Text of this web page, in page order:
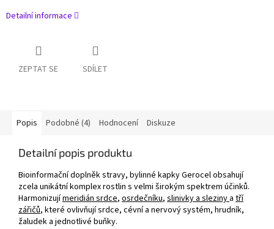
Detailní informace
ZEPTAT SE SDÍLET
Popis Podobné (4) Hodnocení Diskuze
Detailní popis produktu
Bioinformační doplněk stravy, bylinné kapky Gerocel obsahují
zcela unikátní komplex rostlin s velmi širokým spektrem účinků.
Harmonizujímeridián srdce, osrdečníku, slinivky a slezinya tří
zářičů, které ovlivňují srdce, cévní a nervový systém, hrudník,
žaludek a jednotlivé buňky.